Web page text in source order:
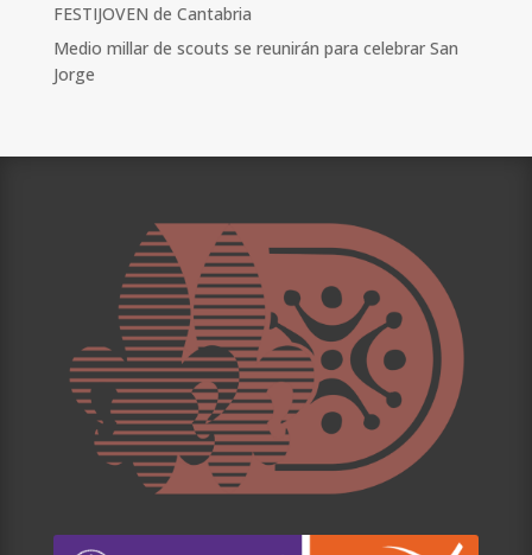
FESTIJOVEN de Cantabria
Medio millar de scouts se reunirán para celebrar San
Jorge